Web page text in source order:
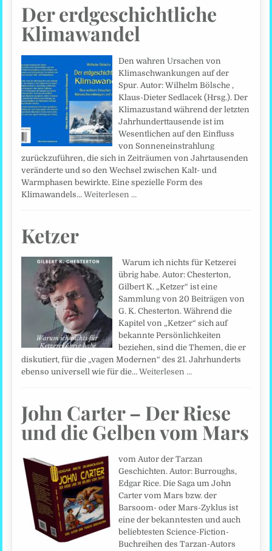
Der erdgeschichtliche
Klimawandel
Den wahren Ursachen von
Klimaschwankungen auf der
Spur. Autor: Wilhelm Bölsche ,
Klaus-Dieter Sedlacek (Hrsg.). Der
Klimazustand während der letzten
Jahrhunderttausende ist im
Wesentlichen auf den Einfluss
von Sonneneinstrahlung
zurückzuführen, die sich in Zeiträumen von Jahrtausenden
veränderte und so den Wechsel zwischen Kalt- und
Warmphasen bewirkte. Eine spezielle Form des
Klimawandels…Weiterlesen …
Ketzer
Warum ich nichts für Ketzerei
übrig habe. Autor: Chesterton,
Gilbert K. „Ketzer“ ist eine
Sammlung von 20 Beiträgen von
G. K. Chesterton. Während die
Kapitel von „Ketzer“ sich auf
bekannte Persönlichkeiten
beziehen, sind die Themen, die er
diskutiert, für die „vagen Modernen“ des 21. Jahrhunderts
ebenso universell wie für die…Weiterlesen …
John Carter – Der Riese
und die Gelben vom Mars
vom Autor der Tarzan
Geschichten. Autor: Burroughs,
Edgar Rice. Die Saga um John
Carter vom Mars bzw. der
Barsoom- oder Mars-Zyklus ist
eine der bekanntesten und auch
beliebtesten Science-Fiction-
Buchreihen des Tarzan-Autors